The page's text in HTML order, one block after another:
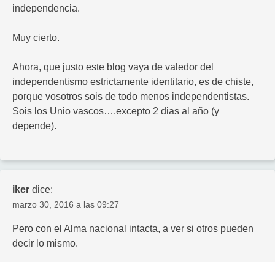
independencia.
Muy cierto.
Ahora, que justo este blog vaya de valedor del
independentismo estrictamente identitario, es de chiste,
porque vosotros sois de todo menos independentistas.
Sois los Unio vascos….excepto 2 dias al año (y
depende).
iker dice:
marzo 30, 2016 a las 09:27
Pero con el Alma nacional intacta, a ver si otros pueden
decir lo mismo.